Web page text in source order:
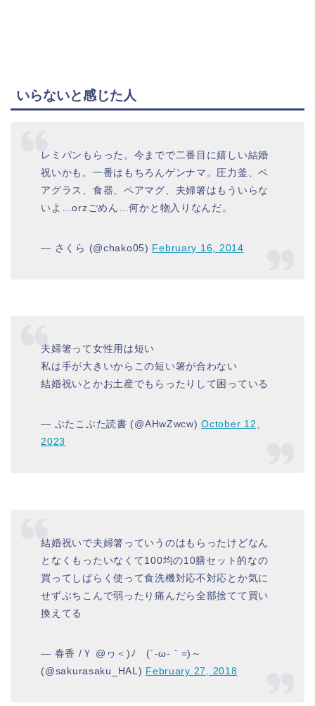
いらないと感じた人
レミパンもらった。今までで二番目に嬉しい結婚
祝いかも。一番はもちろんゲンナマ。圧力釜、ペ
アグラス、食器、ペアマグ、夫婦箸はもういらな
いよ…orzごめん…何かと物入りなんだ。
— さくら (@chako05) February 16, 2014
夫婦箸って女性用は短い
私は手が大きいからこの短い箸が合わない
結婚祝いとかお土産でもらったりして困っている
— ぶたこぶた読書 (@AHwZwcw)October 12,
2023
結婚祝いで夫婦箸っていうのはもらったけどなん
となくもったいなくて100均の10膳セット的なの
買ってしばらく使って食洗機対応不対応とか気に
せずぶちこんで弱ったり痛んだら全部捨てて買い
換えてる
— 春香 /Ｙ @ヮ＜)ﾉ (´‐ω‐｀=)～
(@sakurasaku_HAL) February 27, 2018